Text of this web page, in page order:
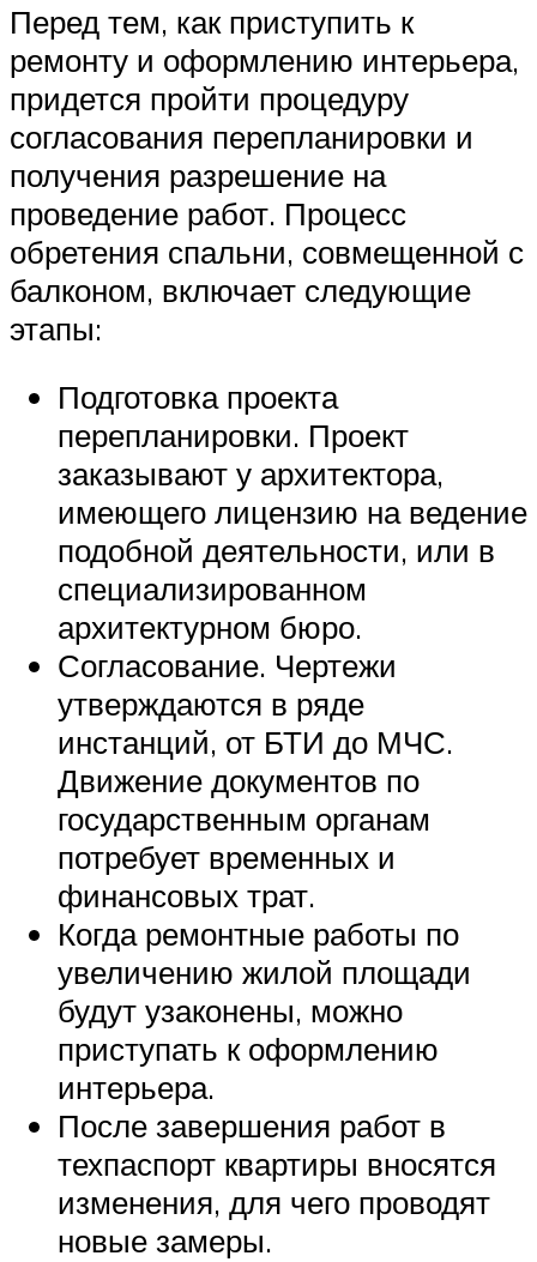
Перед тем, как приступить к
ремонту и оформлению интерьера,
придется пройти процедуру
согласования перепланировки и
получения разрешение на
проведение работ. Процесс
обретения спальни, совмещенной с
балконом, включает следующие
этапы:
Подготовка проекта
перепланировки. Проект
заказывают у архитектора,
имеющего лицензию на ведение
подобной деятельности, или в
специализированном
архитектурном бюро.
Согласование. Чертежи
утверждаются в ряде
инстанций, от БТИ до МЧС.
Движение документов по
государственным органам
потребует временных и
финансовых трат.
Когда ремонтные работы по
увеличению жилой площади
будут узаконены, можно
приступать к оформлению
интерьера.
После завершения работ в
техпаспорт квартиры вносятся
изменения, для чего проводят
новые замеры.